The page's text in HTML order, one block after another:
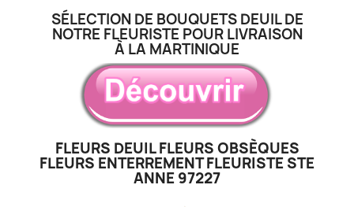
SÉLECTION DE BOUQUETS DEUIL DE
NOTRE FLEURISTE POUR LIVRAISON
À LA MARTINIQUE
FLEURS DEUIL FLEURS OBSÈQUES
FLEURS ENTERREMENT FLEURISTE STE
ANNE 97227